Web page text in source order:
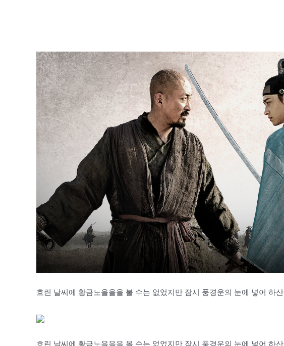
흐린 날씨에 황금노을을을 볼 수는 없었지만 잠시 풍경운의 눈에 넣어 하산
흐린 날씨에 황금노을을을 볼 수는 없었지만 잠시 풍경운의 눈에 넣어 하산